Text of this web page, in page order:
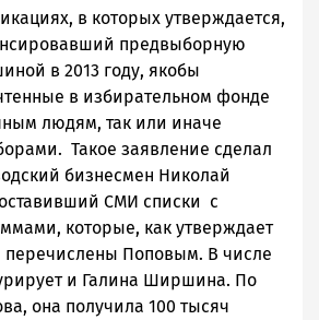
в которых утверждается,
предвыборную
в 2013 году, якобы
в избирательном фонде
людям, так или иначе
Такое заявление сделал
бизнесмен Николай
СМИ списки с
которые, как утверждает
перечислены Поповым. В числе
и Галина Ширшина. По
она получила 100 тысяч